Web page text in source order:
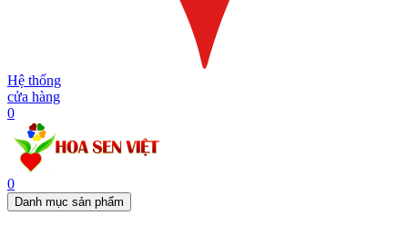
Hệ thống
cửa hàng
0
0
Danh mục sản phẩm